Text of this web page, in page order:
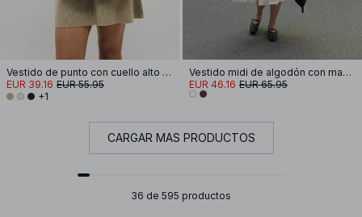
Vestido de punto con cuello alto y mangas abullonadas
EUR 39.16 EUR 55.95
+1
Vestido midi de algodón con mangas cortas y plisados
EUR 46.16 EUR 65.95
CARGAR MÁS PRODUCTOS
36 de 595 productos